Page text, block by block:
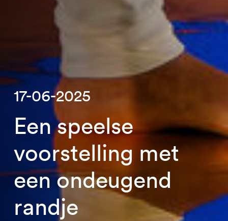
Een speelse
voorstelling met
een ondeugend
randje
17-06-2025